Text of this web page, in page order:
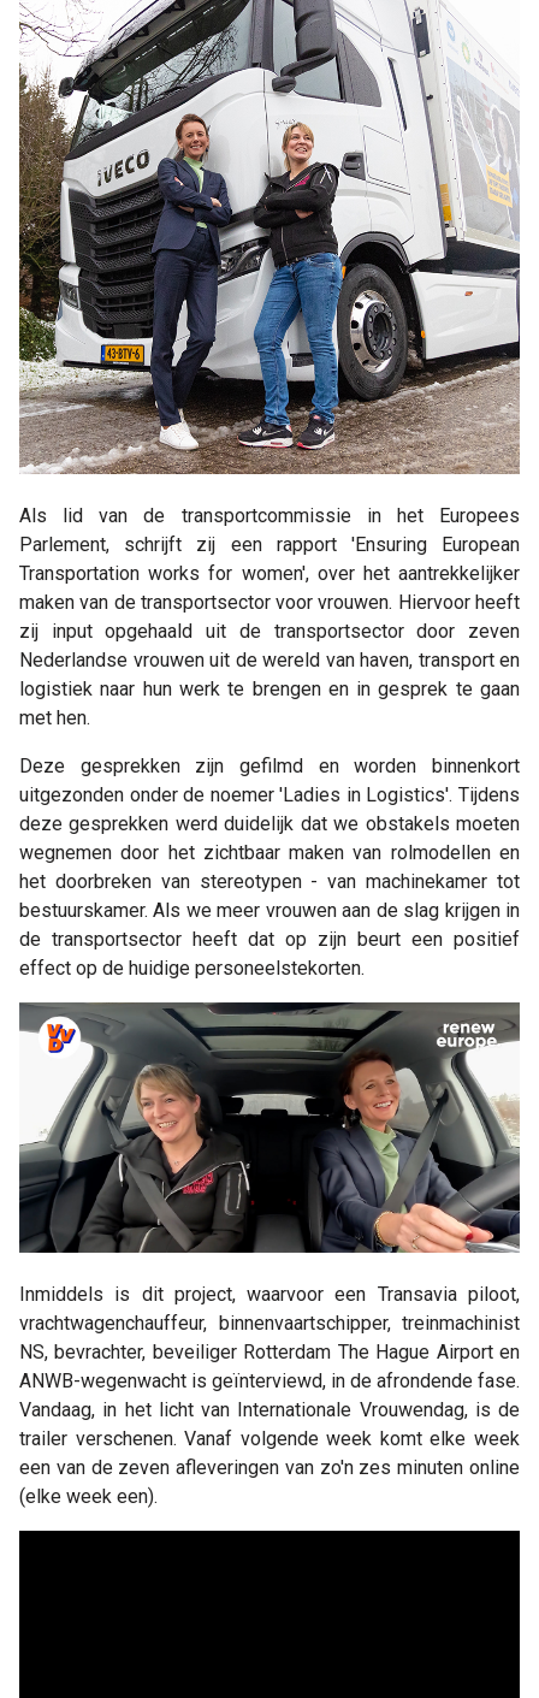
Als lid van de transportcommissie in het Europees
Parlement, schrijft zij een rapport 'Ensuring European
Transportation works for women', over het aantrekkelijker
maken van de transportsector voor vrouwen. Hiervoor heeft
zij input opgehaald uit de transportsector door zeven
Nederlandse vrouwen uit de wereld van haven, transport en
logistiek naar hun werk te brengen en in gesprek te gaan
met hen.
Deze gesprekken zijn gefilmd en worden binnenkort
uitgezonden onder de noemer 'Ladies in Logistics'. Tijdens
deze gesprekken werd duidelijk dat we obstakels moeten
wegnemen door het zichtbaar maken van rolmodellen en
het doorbreken van stereotypen - van machinekamer tot
bestuurskamer. Als we meer vrouwen aan de slag krijgen in
de transportsector heeft dat op zijn beurt een positief
effect op de huidige personeelstekorten.
Inmiddels is dit project, waarvoor een Transavia piloot,
vrachtwagenchauffeur, binnenvaartschipper, treinmachinist
NS, bevrachter, beveiliger Rotterdam The Hague Airport en
ANWB-wegenwacht is geïnterviewd, in de afrondende fase.
Vandaag, in het licht van Internationale Vrouwendag, is de
trailer verschenen. Vanaf volgende week komt elke week
een van de zeven afleveringen van zo'n zes minuten online
(elke week een).